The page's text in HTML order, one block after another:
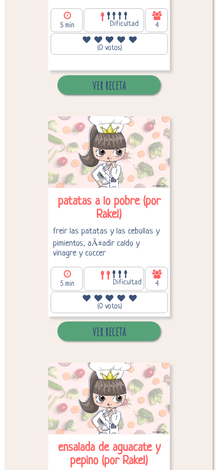
5 min Dificultad 4
(0 votos)
Calorías por persona:
ver receta
patatas a lo pobre (por
Rakel)
freir las patatas y las cebollas y
pimientos, aÃ±adir caldo y
vinagre y coccer
5 min Dificultad 4
(0 votos)
Desglose de calorías
Calorías por persona:
76,95
ver receta
ensalada de aguacate y
pepino (por Rakel)
Desglose de calorías